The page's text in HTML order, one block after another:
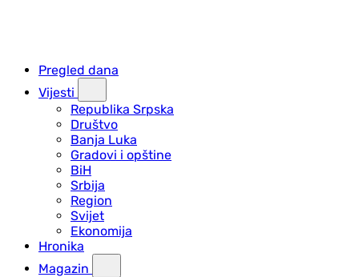
Pregled dana
Vijesti
Republika Srpska
Društvo
Banja Luka
Gradovi i opštine
BiH
Srbija
Region
Svijet
Ekonomija
Hronika
Magazin